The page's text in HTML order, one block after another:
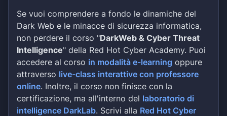
Se vuoi comprendere a fondo le dinamiche del
Dark Web e le minacce di sicurezza informatica,
non perdere il corso "DarkWeb & Cyber Threat
Intelligence" della Red Hot Cyber Academy. Puoi
accedere al corso in modalità e-learning oppure
attraverso live-class interattive con professore
online. Inoltre, il corso non finisce con la
certificazione, ma all'interno del laboratorio di
intelligence DarkLab. Scrivi alla Red Hot Cyber